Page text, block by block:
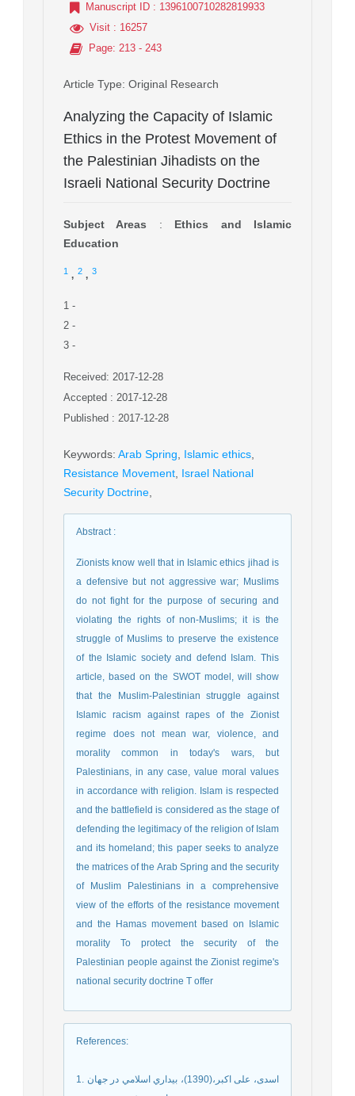
Manuscript ID : 1396100710282819933
Visit : 16257
Page: 213 - 243
Article Type: Original Research
Analyzing the Capacity of Islamic
Ethics in the Protest Movement of
the Palestinian Jihadists on the
Israeli National Security Doctrine
Subject Areas : Ethics and Islamic
Education
1 , 2 , 3
1 -
2 -
3 -
Received: 2017-12-28
Accepted : 2017-12-28
Published : 2017-12-28
Keywords: Arab Spring Islamic ethics
Resistance Movement Israel National
Security Doctrine
Abstract:
Zionists know well that in Islamic ethics jihad is
a defensive but not aggressive war; Muslims
do not fight for the purpose of securing and
violating the rights of non-Muslims; it is the
struggle of Muslims to preserve the existence
of the Islamic society and defend Islam. This
article, based on the SWOT model, will show
that the Muslim-Palestinian struggle against
Islamic racism against rapes of the Zionist
regime does not mean war, violence, and
morality common in today's wars, but
Palestinians, in any case, value moral values
in accordance with religion. Islam is respected
and the battlefield is considered as the stage of
defending the legitimacy of the religion of Islam
and its homeland; this paper seeks to analyze
the matrices of the Arab Spring and the security
of Muslim Palestinians in a comprehensive
view of the efforts of the resistance movement
and the Hamas movement based on Islamic
morality To protect the security of the
Palestinian people against the Zionist regime's
national security doctrine T offer
References:
1. اسدی، علی اکبر،(1390)، بيداري اسلامي در جهان